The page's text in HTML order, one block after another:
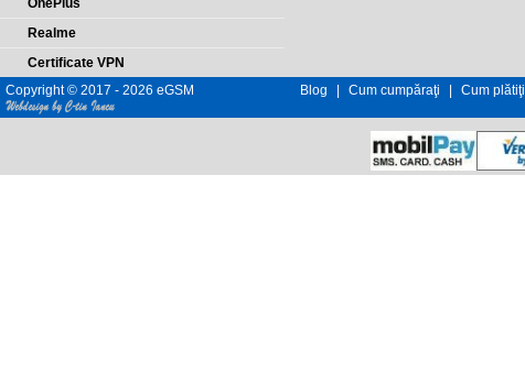
OnePlus
Realme
Certificate VPN
Copyright © 2017 - 2026 eGSM Blog Cum cumpăraţi Cum plătiţi